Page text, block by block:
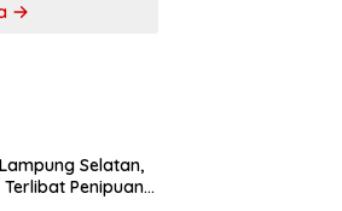
Selatan,
Penipuan